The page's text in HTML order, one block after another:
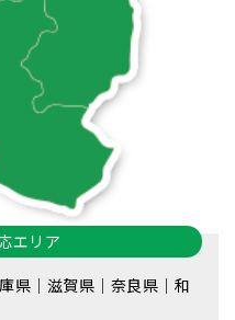
エリア
県｜滋賀県｜奈良県｜和